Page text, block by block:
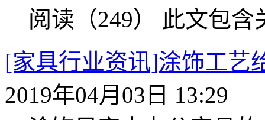
阅读（249） 此文包含
[家具行业资讯]涂饰工艺
2019年04月03日 13:29